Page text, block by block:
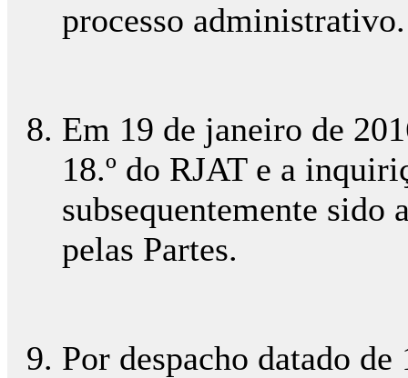
processo administrativo.
Em 19 de janeiro de
18.º do RJAT e a
subsequentemente sido
pelas Partes.
Por despacho datado